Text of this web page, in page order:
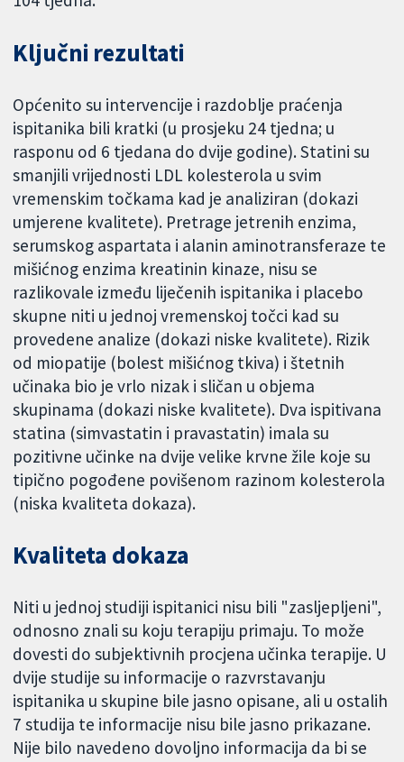
Ključni rezultati
Općenito su intervencije i razdoblje praćenja
ispitanika bili kratki (u prosjeku 24 tjedna; u
rasponu od 6 tjedana do dvije godine). Statini su
smanjili vrijednosti LDL kolesterola u svim
vremenskim točkama kad je analiziran (dokazi
umjerene kvalitete). Pretrage jetrenih enzima,
serumskog aspartata i alanin aminotransferaze te
mišićnog enzima kreatinin kinaze, nisu se
razlikovale između liječenih ispitanika i placebo
skupne niti u jednoj vremenskoj točci kad su
provedene analize (dokazi niske kvalitete). Rizik
od miopatije (bolest mišićnog tkiva) i štetnih
učinaka bio je vrlo nizak i sličan u objema
skupinama (dokazi niske kvalitete). Dva ispitivana
statina (simvastatin i pravastatin) imala su
pozitivne učinke na dvije velike krvne žile koje su
tipično pogođene povišenom razinom kolesterola
(niska kvaliteta dokaza).
Kvaliteta dokaza
Niti u jednoj studiji ispitanici nisu bili "zasljepljeni",
odnosno znali su koju terapiju primaju. To može
dovesti do subjektivnih procjena učinka terapije. U
dvije studije su informacije o razvrstavanju
ispitanika u skupine bile jasno opisane, ali u ostalih
7 studija te informacije nisu bile jasno prikazane.
Nije bilo navedeno dovoljno informacija da bi se